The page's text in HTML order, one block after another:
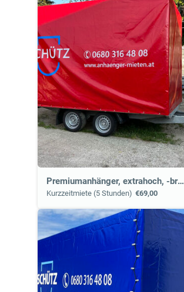
Premiumanhänger, extrahoch, -breit (12b)
Kurzzeitmiete (5 Stunden) €69,00